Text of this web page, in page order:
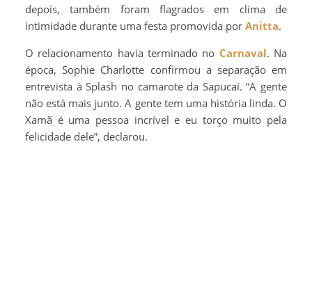
depois, também foram flagrados em clima de
intimidade durante uma festa promovida por Anitta.
O relacionamento havia terminado no Carnaval. Na
época, Sophie Charlotte confirmou a separação em
entrevista à Splash no camarote da Sapucaí. “A gente
não está mais junto. A gente tem uma história linda. O
Xamã é uma pessoa incrível e eu torço muito pela
felicidade dele”, declarou.